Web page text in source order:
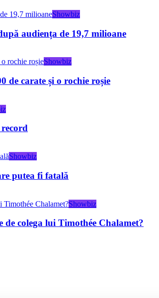
Showbiz
audiența de 19,7 milioane
Showbiz
de carate și o rochie roșie
Showbiz
putea fi fatală
Showbiz
colega lui Timothée Chalamet?